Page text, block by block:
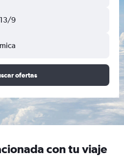
9
ofertas
con tu viaje